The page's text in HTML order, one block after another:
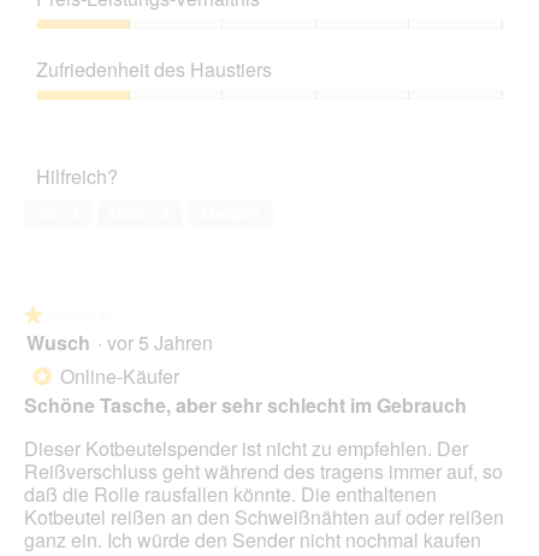
von
5
Leistungs-
Verhältnis,
1
Zufriedenheit des Haustiers
1
Hilfreich?
★★★★★
★★★★★
1
Sternen.
Wusch · vor 5 Jahren
* Online-Käufer
Schöne Tasche, aber sehr schlecht im Gebrauch
Dieser Kotbeutelspender ist nicht zu empfehlen. Der
Reißverschluss geht während des tragens immer auf, so
daß die Rolle rausfallen könnte. Die enthaltenen
Kotbeutel reißen an den Schweißnähten auf oder reißen
ganz ein. Ich würde den Sender nicht nochmal kaufen